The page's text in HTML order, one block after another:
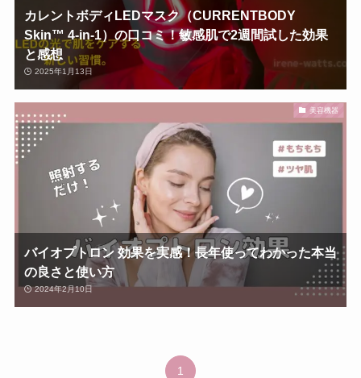
カレントボディLEDマスク（CURRENTBODY
Skin™ 4-in-1）の口コミ！敏感肌で2週間試した効果
と感想
2025年1月13日
美容機器
バイオプトロン 効果を実感！長年使ってわかった本当
の良さと使い方
2024年2月10日
1